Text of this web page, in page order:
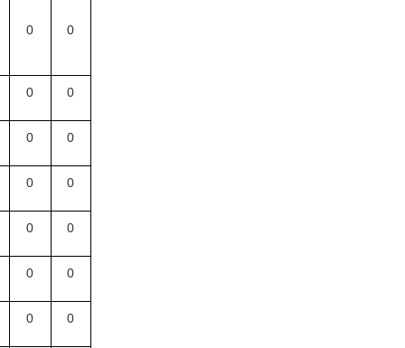
0 0
0 0
0 0
0 0
0 0
0 0
0 0